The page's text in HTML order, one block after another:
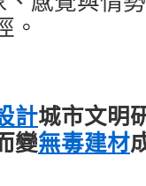
。
計城市文明
變無毒建材